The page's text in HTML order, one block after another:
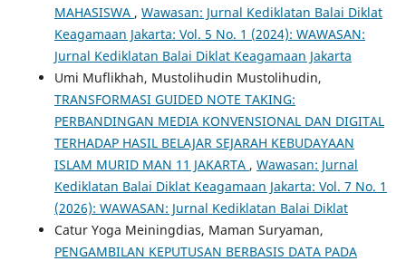
MAHASISWA , Wawasan: Jurnal Kediklatan Balai Diklat
Keagamaan Jakarta: Vol. 5 No. 1 (2024): WAWASAN:
Jurnal Kediklatan Balai Diklat Keagamaan Jakarta
Umi Muflikhah, Mustolihudin Mustolihudin,
TRANSFORMASI GUIDED NOTE TAKING:
PERBANDINGAN MEDIA KONVENSIONAL DAN DIGITAL
TERHADAP HASIL BELAJAR SEJARAH KEBUDAYAAN
ISLAM MURID MAN 11 JAKARTA , Wawasan: Jurnal
Kediklatan Balai Diklat Keagamaan Jakarta: Vol. 7 No. 1
(2026): WAWASAN: Jurnal Kediklatan Balai Diklat
Catur Yoga Meiningdias, Maman Suryaman,
PENGAMBILAN KEPUTUSAN BERBASIS DATA PADA